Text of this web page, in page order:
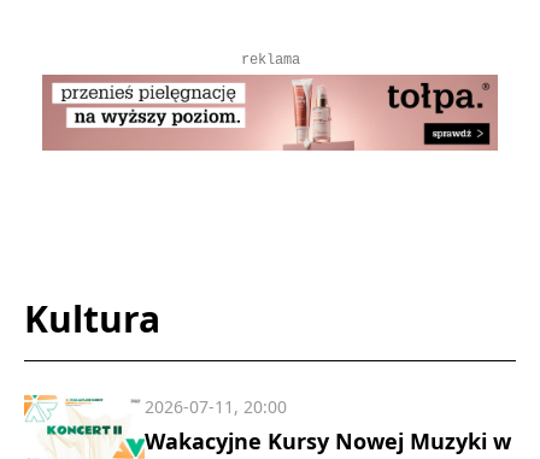
reklama
Kultura
Wakacyjne Kursy Nowej Muzyki w
2026-07-11, 20:00